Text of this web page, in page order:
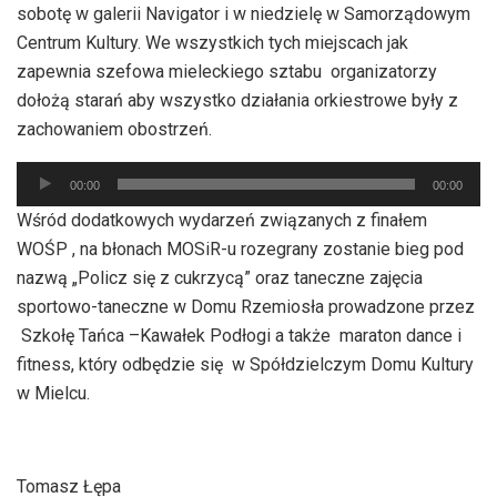
sobotę w galerii Navigator i w niedzielę w Samorządowym
Centrum Kultury. We wszystkich tych miejscach jak
zapewnia szefowa mieleckiego sztabu organizatorzy
dołożą starań aby wszystko działania orkiestrowe były z
zachowaniem obostrzeń.
Odtwarzacz
plików
dźwiękowych
00:00 00:00
Wśród dodatkowych wydarzeń związanych z finałem
WOŚP , na błonach MOSiR-u rozegrany zostanie bieg pod
nazwą „Policz się z cukrzycą” oraz taneczne zajęcia
sportowo-taneczne w Domu Rzemiosła prowadzone przez
Szkołę Tańca –Kawałek Podłogi a także maraton dance i
fitness, który odbędzie się w Spółdzielczym Domu Kultury
w Mielcu.
Tomasz Łępa